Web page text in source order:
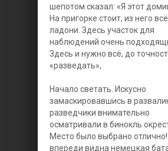
шепотом сказал: «Я этот
На пригорке стоит, из него
ладони. Здесь участок для
наблюдений очень
Здесь и нужно всё, до
«разведать»,
Начало светать. Искусно
замаскировавшись в
разведчики внимательно
осматривали в бинокль
Место было выбрано
впереди видна немецкая